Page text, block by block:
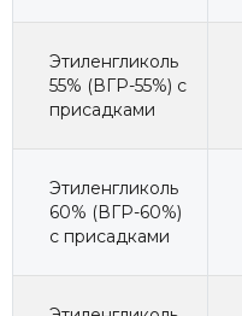
Этиленгликоль
55% (ВГР-55%) с
присадками
Этиленгликоль
60% (ВГР-60%)
с присадками